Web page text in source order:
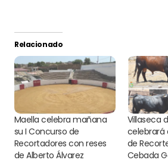
Relacionado
Maella celebra mañana
su I Concurso de
Recortadores con reses
de Alberto Álvarez
Villaseca
celebrará
de
Cebada